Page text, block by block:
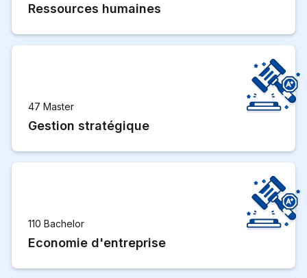
Ressources humaines
47 Master
Gestion stratégique
110 Bachelor
Economie d'entreprise